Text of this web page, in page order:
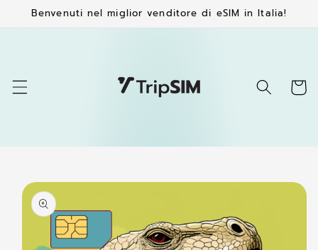
direttamente
Benvenuti nel miglior venditore di eSIM in Italia!
informazioni
prodotto